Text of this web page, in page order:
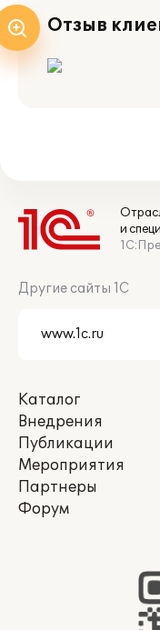
Отзыв
и
Другие сайты 1С
Каталог
Внедрения
Публикации
Мероприятия
Партнеры
Форум